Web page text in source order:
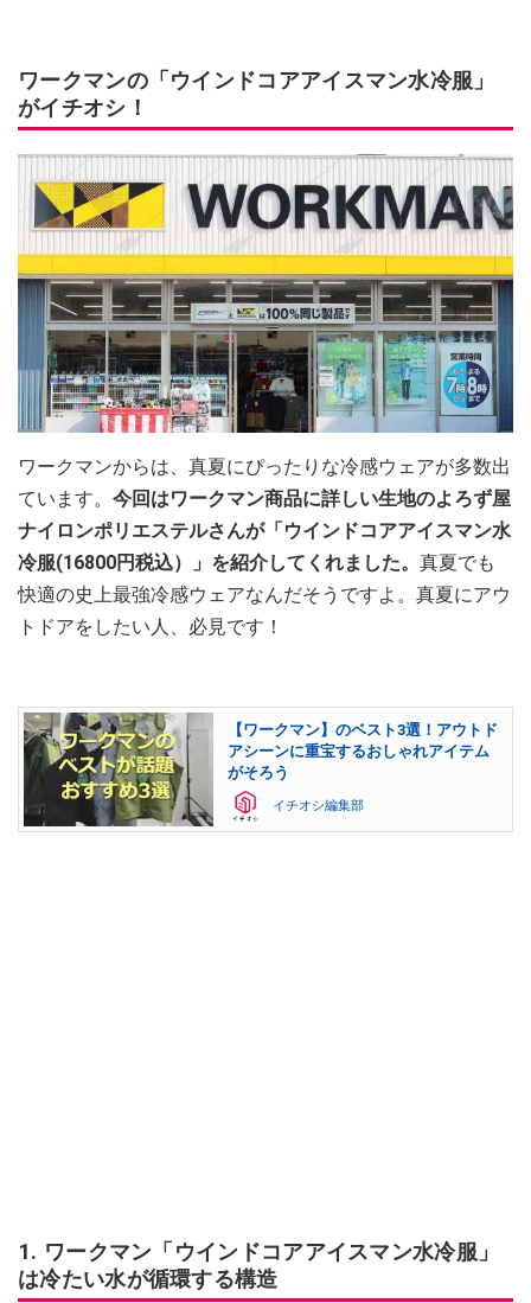
ワークマンの「ウインドコアアイスマン水冷服」
がイチオシ！
ワークマンからは、真夏にぴったりな冷感ウェアが多数出
ています。 今回はワークマン商品に詳しい生地のよろず屋
ナイロンポリエステルさんが「ウインドコアアイスマン水
冷服(16800円税込）」を紹介してくれました。 真夏でも
快適の史上最強冷感ウェアなんだそうですよ。真夏にアウ
トドアをしたい人、必見です！
【ワークマン】のベスト3選！アウトド
アシーンに重宝するおしゃれアイテム
がそろう
イチオシ編集部
1. ワークマン「ウインドコアアイスマン水冷服」
は冷たい水が循環する構造